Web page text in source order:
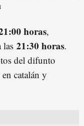
horas,
las 21:30 horas.
del difunto
catalán y